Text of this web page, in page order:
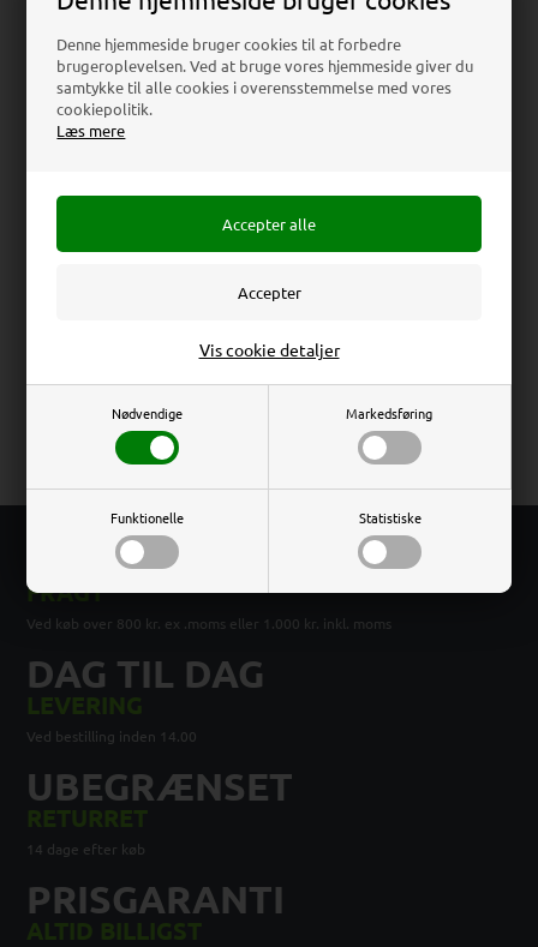
Denne hjemmeside bruger cookies til at forbedre
brugeroplevelsen. Ved at bruge vores hjemmeside giver du
samtykke til alle cookies i overensstemmelse med vores
cookiepolitik.
Læs mere
Nødvendige Markedsføring
Funktionelle Statistiske
Vis cookie detaljer
Download
samle. Dybde på hylderne: 4 cm.
Brochuremål
6 hylder til A4 / 21 x 29,7 cm
FRAGT
Ved køb over 800 kr. ex .moms eller 1.000 kr. inkl. moms
DAG TIL DAG
LEVERING
Ved bestilling inden 14.00
UBEGRÆNSET
RETURRET
14 dage efter køb
PRISGARANTI
ALTID BILLIGST
Erhverv
Priser ekskl. moms
Privat
Priser inkl. moms